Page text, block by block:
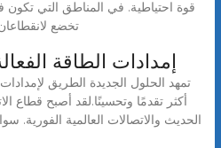
قوة احتياطية. في المناطق التي تكون
تخضع
إمدادات الطاقة
أكثر تقدمًا وتحسينًا.لقد أصبح قطاع
الحديث والاتصالات العالمية الفورية.